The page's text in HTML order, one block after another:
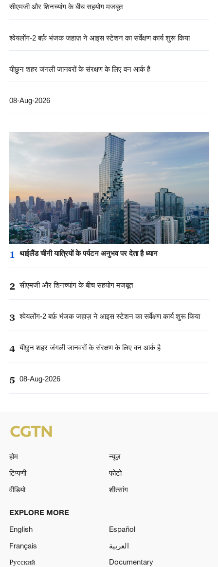
सीएमजी और शिनच्यांग के बीच सहयोग मजबूत
श्वेयलोंग-2 बर्फ़ भंजक जहाज़ ने आइस स्टेशन का सर्वेक्षण कार्य शुरू किया
यीछुन शहर जंगली जानवरों के संरक्षण के लिए वन आर्क है
08-Aug-2026
1 थाईलैंड चीनी यात्रियों के पर्यटन अनुभव पर देता है ध्यान
2 सीएमजी और शिनच्यांग के बीच सहयोग मजबूत
3 श्वेयलोंग-2 बर्फ़ भंजक जहाज़ ने आइस स्टेशन का सर्वेक्षण कार्य शुरू किया
4 यीछुन शहर जंगली जानवरों के संरक्षण के लिए वन आर्क है
5 08-Aug-2026
होम
न्यूज़
टिप्पणी
फोटो
वीडियो
शीत्सांग
EXPLORE MORE
English
Español
Français
العربية
Русский
Documentary